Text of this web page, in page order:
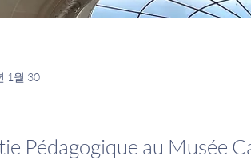
1월 30
Pédagogique au Musée